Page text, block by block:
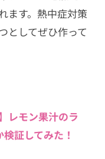
ます。熱中症対策
としてぜひ作って
レモン果汁のラ
証してみた！